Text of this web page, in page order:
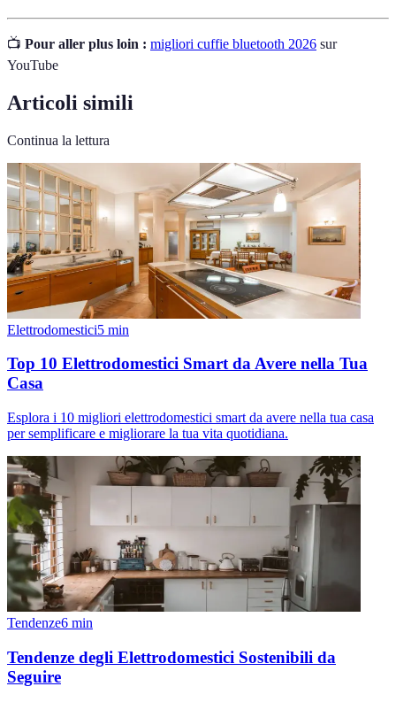
📺 Pour aller plus loin : migliori cuffie bluetooth 2026 sur
YouTube
Articoli simili
Continua la lettura
Elettrodomestici5 min
Top 10 Elettrodomestici Smart da Avere nella Tua
Casa
Esplora i 10 migliori elettrodomestici smart da avere nella tua casa
per semplificare e migliorare la tua vita quotidiana.
Tendenze6 min
Tendenze degli Elettrodomestici Sostenibili da
Seguire